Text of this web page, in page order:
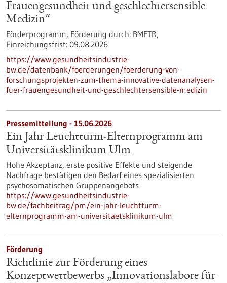
Frauengesundheit und geschlechtersensible
Medizin“
Förderprogramm, Förderung durch: BMFTR,
Einreichungsfrist: 09.08.2026
https://www.gesundheitsindustrie-
bw.de/datenbank/foerderungen/foerderung-von-
forschungsprojekten-zum-thema-innovative-datenanalysen-
fuer-frauengesundheit-und-geschlechtersensible-medizin
Pressemitteilung - 15.06.2026
Ein Jahr Leuchtturm-​Elternprogramm am
Universitätsklinikum Ulm
Hohe Akzeptanz, erste positive Effekte und steigende
Nachfrage bestätigen den Bedarf eines spezialisierten
psychosomatischen Gruppenangebots
https://www.gesundheitsindustrie-
bw.de/fachbeitrag/pm/ein-jahr-leuchtturm-
elternprogramm-am-universitaetsklinikum-ulm
Förderung
Richtlinie zur Förderung eines
Konzeptwettbewerbs „Innovationslabore für